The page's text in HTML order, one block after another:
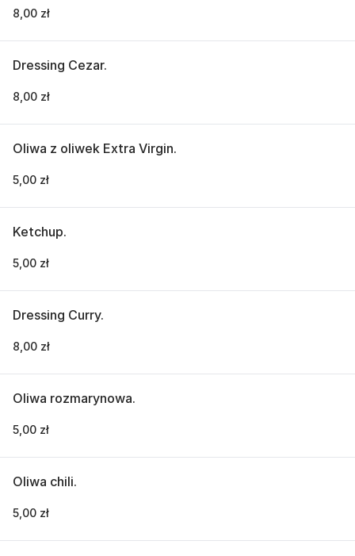
8,00 zł
Dressing Cezar.
8,00 zł
Oliwa z oliwek Extra Virgin.
5,00 zł
Ketchup.
5,00 zł
Dressing Curry.
8,00 zł
Oliwa rozmarynowa.
5,00 zł
Oliwa chili.
5,00 zł